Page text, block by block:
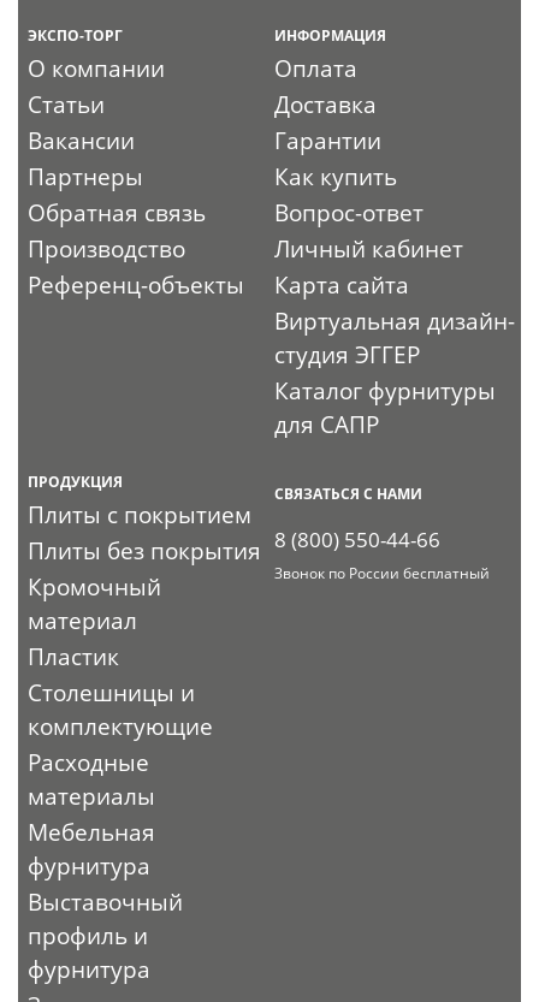
ЭКСПО-ТОРГ
О компании
Статьи
Вакансии
Партнеры
Обратная связь
Производство
Референц-объекты
ИНФОРМАЦИЯ
Оплата
Доставка
Гарантии
Как купить
Вопрос-ответ
Личный кабинет
Карта сайта
Виртуальная дизайн-
студия ЭГГЕР
Каталог фурнитуры
для САПР
ПРОДУКЦИЯ
Плиты с покрытием
Плиты без покрытия
Кромочный
материал
Пластик
Столешницы и
комплектующие
Расходные
материалы
Мебельная
фурнитура
Выставочный
профиль и
фурнитура
СВЯЗАТЬСЯ С НАМИ
8 (800) 550-44-66
Звонок по России бесплатный